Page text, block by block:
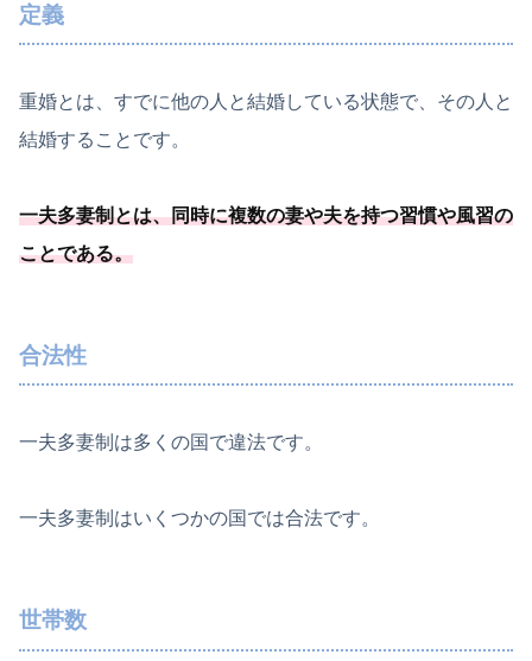
定義
重婚とは、すでに他の人と結婚している状態で、その人と
結婚することです。
一夫多妻制とは、同時に複数の妻や夫を持つ習慣や風習の
ことである。
合法性
一夫多妻制は多くの国で違法です。
一夫多妻制はいくつかの国では合法です。
世帯数